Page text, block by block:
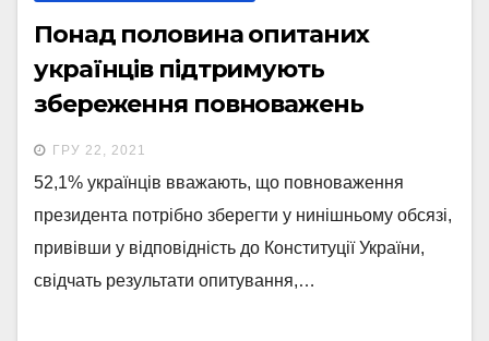
Понад половина опитаних
українців підтримують
збереження повноважень
президента в нинішньому обсязі,
привівши у відповідність до
Конституції – дослідження
ГРУ 22, 2021
52,1% українців вважають, що повноваження
президента потрібно зберегти у нинішньому обсязі,
привівши у відповідність до Конституції України,
свідчать результати опитування,…